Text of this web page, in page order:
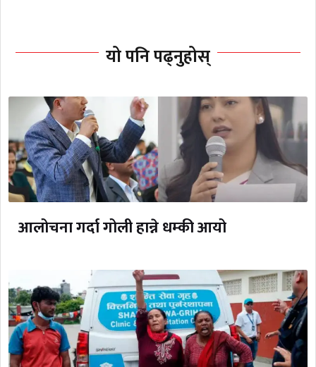
यो पनि पढ्नुहोस्
आलोचना गर्दा गोली हान्ने धम्की आयो